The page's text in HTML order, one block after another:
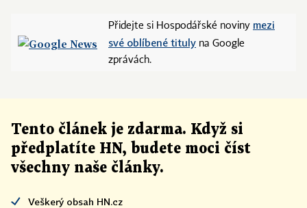
Přidejte si Hospodářské noviny mezi
své oblíbené tituly na Google
zprávách.
Tento článek je zdarma. Když si
předplatíte HN, budete moci číst
všechny naše články.
Veškerý obsah HN.cz